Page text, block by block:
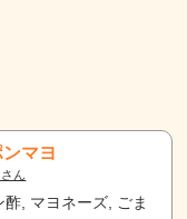
マヨ
ん
酢, マヨネーズ, ごま